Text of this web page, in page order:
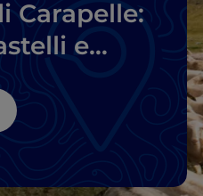
Carapelle:
e